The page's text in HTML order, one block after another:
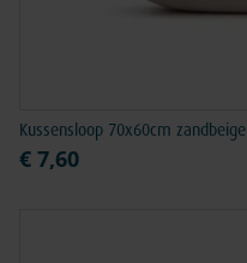
Kussensloop 70x60cm zandbeige
€ 7,60